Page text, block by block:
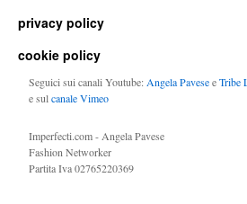
privacy policy
cookie policy
Seguici sui canali Youtube: Angela PaveseeTribe
e sulcanale Vimeo
Imperfecti.com - Angela Pavese
Fashion Networker
Partita Iva 02765220369